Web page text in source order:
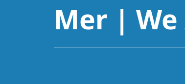
Mer |